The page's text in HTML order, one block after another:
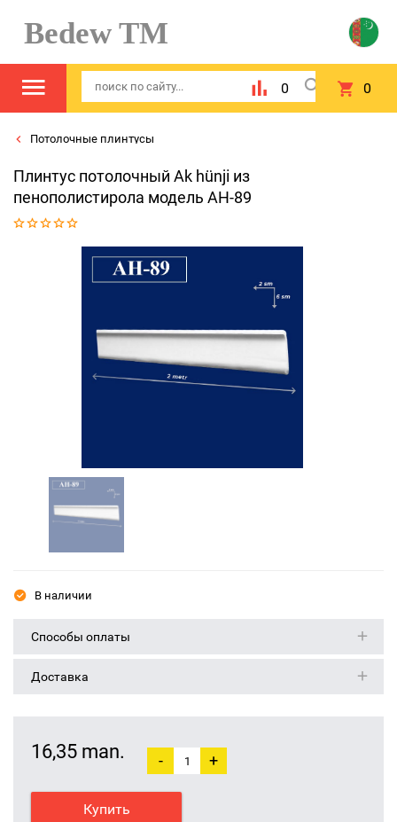
Bedew TM
0 0
Потолочные плинтусы
Плинтус потолочный Ak hünji из
пенополистирола модель AH-89
В наличии
Способы оплаты
Доставка
16,35 man. - +
Купить